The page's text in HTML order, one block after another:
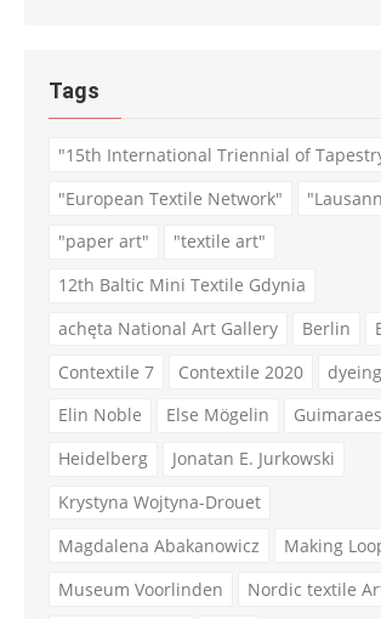
Tags
"15th International Triennial of
"European Textile Network"
"paper art"
"textile art"
12th Baltic Mini Textile Gdynia
achęta National Art Gallery
Berlin
Contextile 7
Contextile 2020
dyeing
Elin Noble
Else Mögelin Guimaraes
Heidelberg
Jonatan E. Jurkowski
Krystyna Wojtyna-Drouet
Magdalena Abakanowicz
Making
Museum Voorlinden
Nordic textile